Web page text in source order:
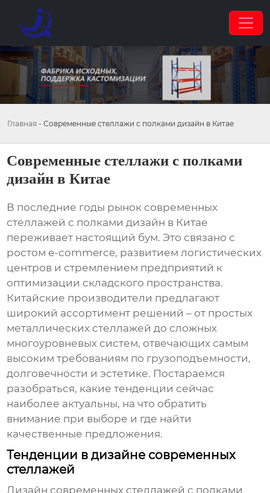
Главная - Современные стеллажи с полками дизайн в Китае
Современные стеллажи с полками
дизайн в Китае
В последние годы рынок современных
стеллажей с полками дизайн в Китае
переживает настоящий бум. Это связано с
ростом e-commerce, развитием логистических
центров и стремлением предприятий к
оптимизации складского пространства.
Китайские производители предлагают
широкий ассортимент решений – от простых
металлических стеллажей до сложных
многоуровневых систем, отвечающих самым
высоким требованиям по грузоподъемности,
долговечности и эстетике. Постараемся
разобраться, какие тенденции сейчас
наиболее актуальны, на что обратить
внимание при выборе и где найти
качественные предложения.
Тенденции в дизайне современных
стеллажей
Дизайн современных стеллажей с полками